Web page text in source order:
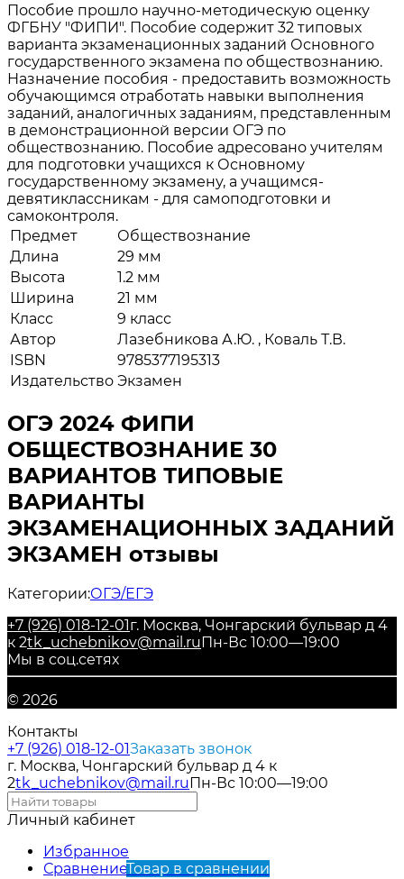
Пособие прошло научно-методическую оценку
ФГБНУ "ФИПИ". Пособие содержит 32 типовых
варианта экзаменационных заданий Основного
государственного экзамена по обществознанию.
Назначение пособия - предоставить возможность
обучающимся отработать навыки выполнения
заданий, аналогичных заданиям, представленным
в демонстрационной версии ОГЭ по
обществознанию. Пособие адресовано учителям
для подготовки учащихся к Основному
государственному экзамену, а учащимся-
девятиклассникам - для самоподготовки и
самоконтроля.
Предмет
Обществознание
Длина
29 мм
Высота
1.2 мм
Ширина
21 мм
Класс
9 класс
Автор
Лазебникова А.Ю. , Коваль Т.В.
ISBN
9785377195313
Издательство Экзамен
ОГЭ 2024 ФИПИ
ОБЩЕСТВОЗНАНИЕ 30
ВАРИАНТОВ ТИПОВЫЕ
ВАРИАНТЫ
ЭКЗАМЕНАЦИОННЫХ ЗАДАНИЙ
ЭКЗАМЕН отзывы
Категории:ОГЭ/ЕГЭ
+7 (926) 018-12-01г. Москва, Чонгарский бульвар д 4
к 2tk_uchebnikov@mail.ruПн-Вс 10:00—19:00
Мы в соц.сетях
© 2026
Контакты
+7 (926) 018-12-01Заказать звонок
г. Москва, Чонгарский бульвар д 4 к
2tk_uchebnikov@mail.ruПн-Вс 10:00—19:00
Личный кабинет
Избранное
СравнениеТовар в сравнении